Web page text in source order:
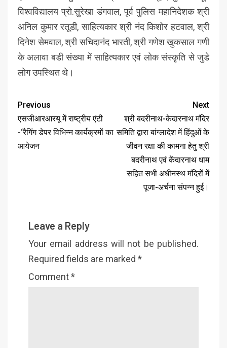
विश्वविद्यालय प्रो.सुरेखा डंगवाल, पूर्व पुलिस महानिदेशक श्री
अनिल कुमार रतूडी, साहित्यकार श्री नंद किशोर हटवाल, श्री
दिनेश सेमवाल, श्री सचिदानंद भारती, श्री गणेश खुकसाल गणी
के अलावा बडी संख्या में साहित्यकार एवं लोक संस्कृति से जुडे
लोग उपस्थित थे।
Previous
एसजीआरआरयू में राष्ट्रीय एंटी
-‘रैगिंग डेपर विभिन्न कार्यक्रमों का
आयेजन
Next
श्री बदरीनाथ-केदारनाथ मंदिर
समिति द्वारा बांग्लादेश में हिंदुओं के
जीवन रक्षा की कामना हेतु श्री
बदरीनाथ एवं केंदारनाथ धाम
सहित सभी अधीनस्थ मंदिरों में
पूजा-अर्चना संपन्न हुई।
Leave a Reply
Your email address will not be published.
Required fields are marked *
Comment*